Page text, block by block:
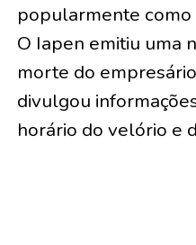
popularmente como
O Iapen emitiu uma
morte do
divulgou
horário do velório e